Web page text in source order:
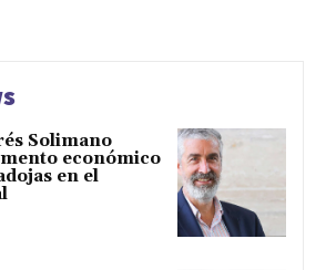
Solimano
económico
en el